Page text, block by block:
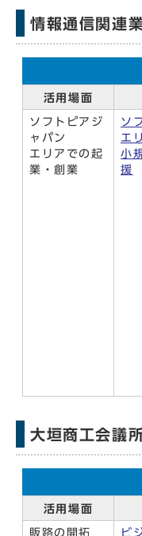
情報通信関連
活用場面
ソフトピアジ
ャパン
エリアでの起
業・創業
ソ
エ
小
援
大垣商工会議
活用場面
販路の開拓
ビ